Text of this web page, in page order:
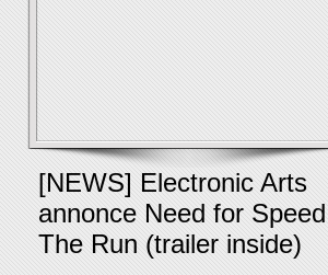
[NEWS] Electronic Arts
annonce Need for Speed
The Run (trailer inside)